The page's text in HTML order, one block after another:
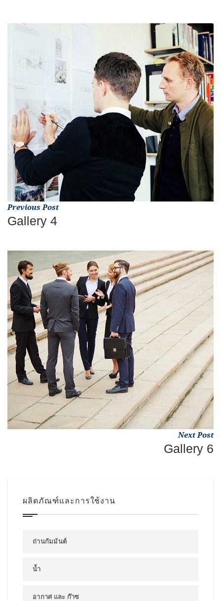
Previous Post
Gallery 4
Next Post
Gallery 6
ผลิตภัณฑ์และการใช้งาน
ถ่านกัมมันต์
น้ำ
อากาศ และ ก๊าซ